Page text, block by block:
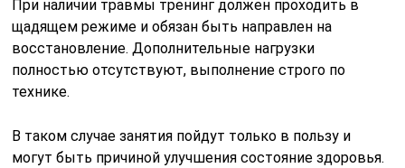
При наличии травмы тренинг должен проходить в
щадящем режиме и обязан быть направлен на
восстановление. Дополнительные нагрузки
полностью отсутствуют, выполнение строго по
технике.
В таком случае занятия пойдут только в пользу и
могут быть причиной улучшения состояние здоровья.